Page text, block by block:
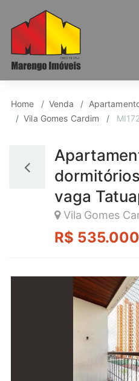
Home Venda
Vila Gomes Cardim
vaga
Vila Gomes
R$